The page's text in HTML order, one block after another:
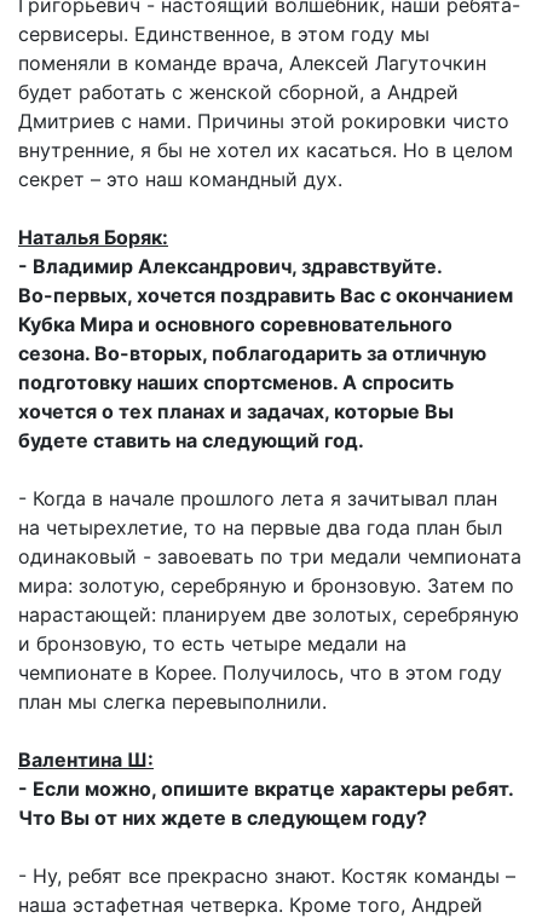
сервисеры. Единственное, в этом году мы
поменяли в команде врача, Алексей Лагуточкин
будет работать с женской сборной, а Андрей
Дмитриев с нами. Причины этой рокировки чисто
внутренние, я бы не хотел их касаться. Но в целом
секрет – это наш командный дух.
Наталья Боряк:
- Владимир Александрович, здравствуйте.
Во-первых, хочется поздравить Вас с окончанием
Кубка Мира и основного соревновательного
сезона. Во-вторых, поблагодарить за отличную
подготовку наших спортсменов. А спросить
хочется о тех планах и задачах, которые Вы
будете ставить на следующий год.
- Когда в начале прошлого лета я зачитывал план
на четырехлетие, то на первые два года план был
одинаковый - завоевать по три медали чемпионата
мира: золотую, серебряную и бронзовую. Затем по
нарастающей: планируем две золотых, серебряную
и бронзовую, то есть четыре медали на
чемпионате в Корее. Получилось, что в этом году
план мы слегка перевыполнили.
Валентина Ш:
- Если можно, опишите вкратце характеры ребят.
Что Вы от них ждете в следующем году?
- Ну, ребят все прекрасно знают. Костяк команды –
наша эстафетная четверка. Кроме того, Андрей